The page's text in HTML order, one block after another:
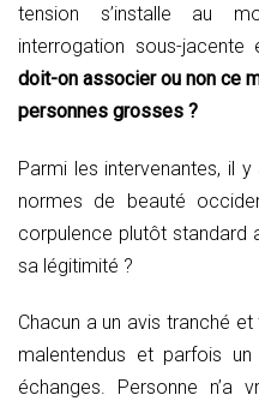
tension s’installe au
interrogation sous-
doit-on associer ou non ce
personnes grosses ?
Parmi les intervenantes, il
normes de beauté
corpulence plutôt standard
sa légitimité ?
Chacun a un avis tranché
malentendus et parfois
échanges. Personne n’a